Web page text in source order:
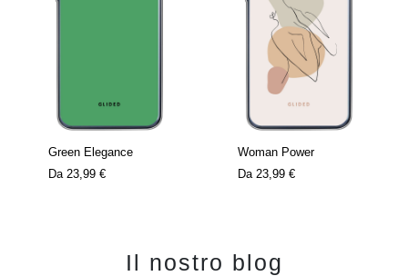
Green Elegance
Da 23,99 €
Woman Power
Da 23,99 €
Il nostro blog